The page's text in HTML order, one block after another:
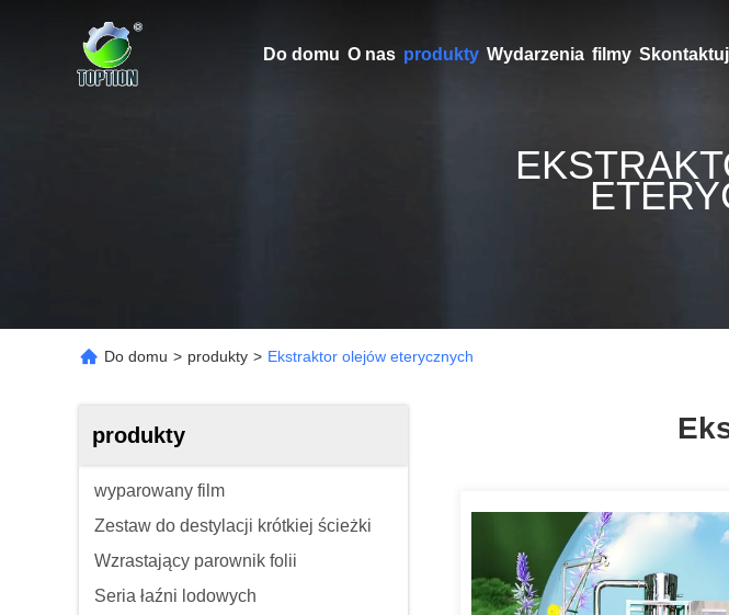
Do domu O nas produkty Wydarzenia filmy
Do domu > produkty > Ekstraktor olejów eterycznych
produkty
wyparowany film
Zestaw do destylacji krótkiej ścieżki
Wzrastający parownik folii
Seria łaźni lodowych